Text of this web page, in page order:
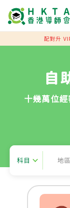
配對升
自
十幾萬位
科目 地區